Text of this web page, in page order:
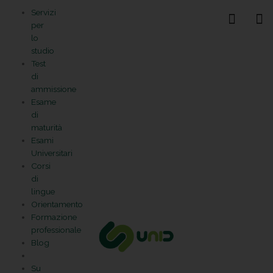
contenuto
Servizi
per
lo
studio
Test
di
ammissione
Esame
di
maturità
Esami
Universitari
Corsi
di
lingue
Orientamento
Formazione
professionale
Blog
Su